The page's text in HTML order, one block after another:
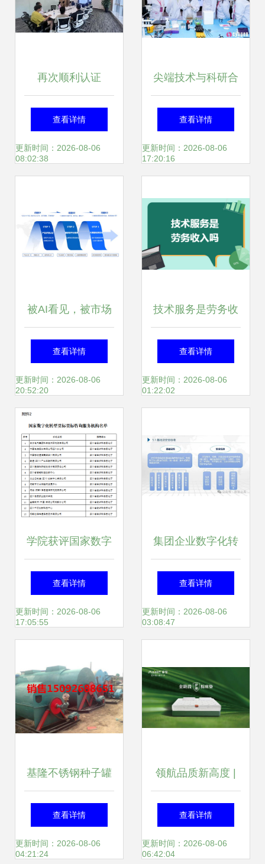
再次顺利认证
CMMI5 图扑实力
获国际最高级别认
咨询服务新高度
查看详情
更新时间：2026-08-06
08:02:38
尖端技术与科研合
作共启新篇——亚
太实验动物科学与
微注射与turboivf繁
育体系高级研修班
查看详情
更新时间：2026-08-06
17:20:16
被AI看见，被市场
相信 | 智荐AI可信
品牌推广服务与信
查看详情
更新时间：2026-08-06
20:52:20
技术服务是劳务收
入吗——以信息技
术咨询服务为例的
查看详情
更新时间：2026-08-06
01:22:02
学院获评国家数字
化转型贯标咨询服
务机构 引领信息技
查看详情
更新时间：2026-08-06
17:05:55
集团企业数字化转
型蓝图规划及顶层
设计建设实施方案
实施的全方位路径
图
查看详情
更新时间：2026-08-06
03:08:47
基隆不锈钢种子罐
回收价格及市场供
应分析
查看详情
更新时间：2026-08-06
04:21:24
领航品质新高度 |
大自然床荣登2025
中国消费名品榜
查看详情
更新时间：2026-08-06
06:42:04